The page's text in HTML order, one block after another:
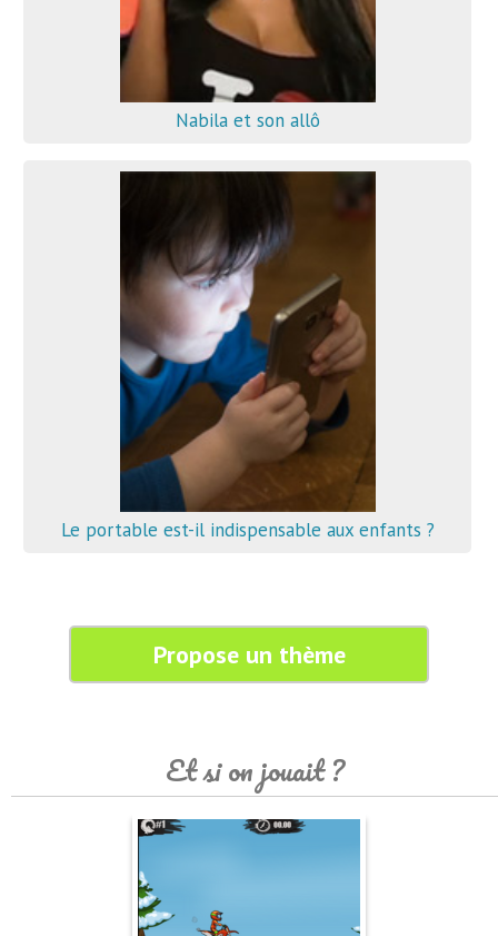
Nabila et son allô
Le portable est-il indispensable aux enfants ?
Propose un thème
Et si on jouait ?